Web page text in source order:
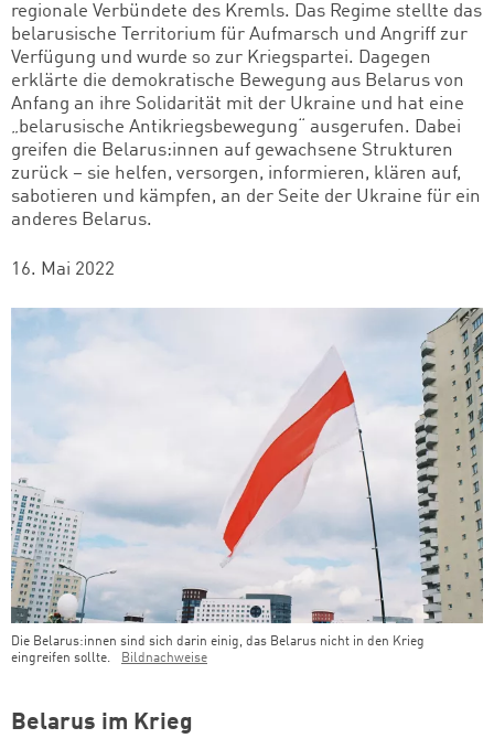
regionale Verbündete des Kremls. Das Regime stellte das
belarusische Territorium für Aufmarsch und Angriff zur
Verfügung und wurde so zur Kriegspartei. Dagegen
erklärte die demokratische Bewegung aus Belarus von
Anfang an ihre Solidarität mit der Ukraine und hat eine
„belarusische Antikriegsbewegung“ ausgerufen. Dabei
greifen die Belarus:innen auf gewachsene Strukturen
zurück – sie helfen, versorgen, informieren, klären auf,
sabotieren und kämpfen, an der Seite der Ukraine für ein
anderes Belarus.
16. Mai 2022
Die Belarus:innen sind sich darin einig, das Belarus nicht in den Krieg
eingreifen sollte.
Bildnachweise
Belarus im Krieg